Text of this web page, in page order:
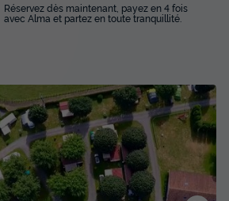
Réservez dès maintenant, payez en 4 fois
avec Alma et partez en toute tranquillité.